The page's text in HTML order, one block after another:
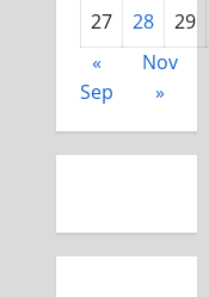
27
28
29
«
Sep
Nov
»